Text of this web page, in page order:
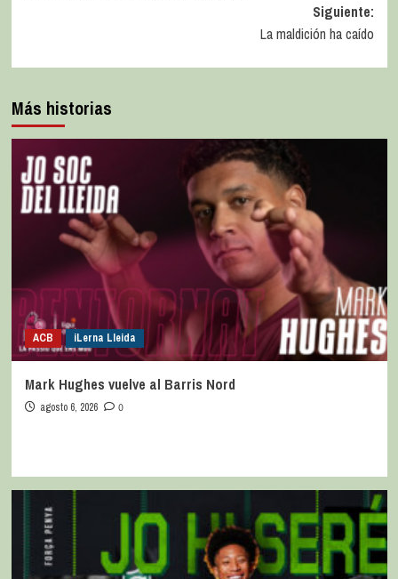
Siguiente:
La maldición ha caído
Más historias
ACB iLerna Lleida
Mark Hughes vuelve al Barris Nord
agosto 6, 2026 0